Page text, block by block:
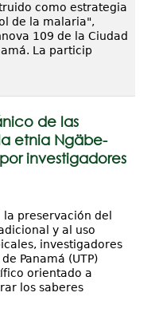
como estrategia
de la malaria",
109 de la Ciudad
La particip
de las
etnia Ngäbe-
investigadores
preservación del
y al uso
investigadores
Panamá (UTP)
orientado a
los saberes